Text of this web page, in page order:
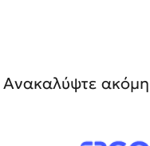
Ανακαλύψτε